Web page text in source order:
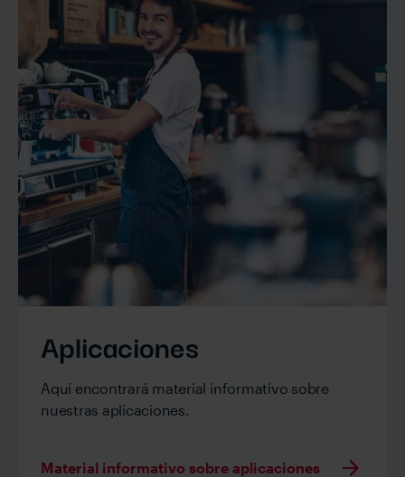
Aplicaciones
Aquí encontrará material informativo sobre
nuestras aplicaciones.
Material informativo sobre aplicaciones